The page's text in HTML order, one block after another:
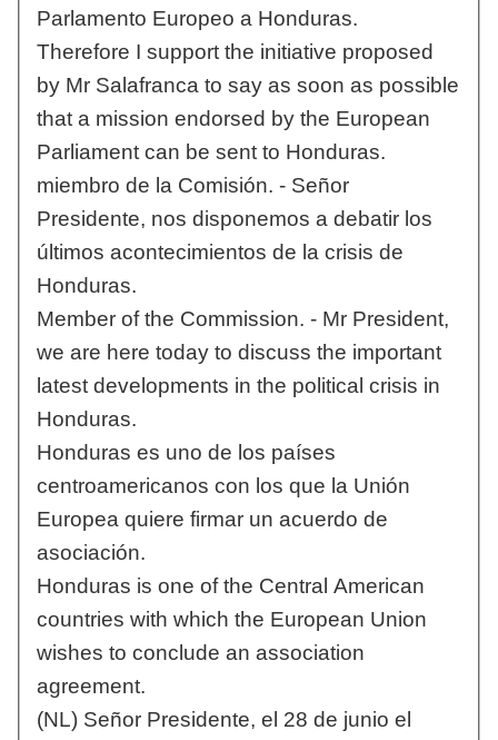
Parlamento Europeo a Honduras.
Therefore I support the initiative proposed
by Mr Salafranca to say as soon as possible
that a mission endorsed by the European
Parliament can be sent to Honduras.
miembro de la Comisión. - Señor
Presidente, nos disponemos a debatir los
últimos acontecimientos de la crisis de
Honduras.
Member of the Commission. - Mr President,
we are here today to discuss the important
latest developments in the political crisis in
Honduras.
Honduras es uno de los países
centroamericanos con los que la Unión
Europea quiere firmar un acuerdo de
asociación.
Honduras is one of the Central American
countries with which the European Union
wishes to conclude an association
agreement.
(NL) Señor Presidente, el 28 de junio el